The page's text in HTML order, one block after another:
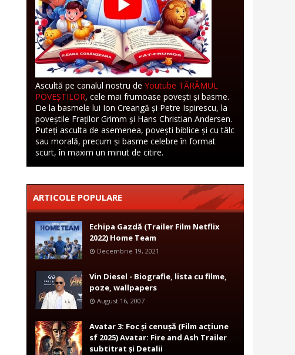
Ascultă pe canalul nostru de Youtube TĂRÂMUL
POVEȘTILOR, cele mai frumoase povești și basme.
De la basmele lui Ion Creangă și Petre Ispirescu, la
poveștile Fraților Grimm și Hans Christian Andersen.
Puteți asculta de asemenea, povești biblice și cu tâlc
sau morală, precum și basme celebre în format
scurt, în maxim un minut de citire.
ARTICOLE POPULARE
Echipa Gazdă (Trailer Film Netflix
2022) Home Team
Decembrie 19, 2021
Vin Diesel - Biografie, lista cu filme,
poze, wallpapers
August 16, 2007
Avatar 3: Foc și cenușă (Film acțiune
sf 2025) Avatar: Fire and Ash Trailer
subtitrat și Detalii